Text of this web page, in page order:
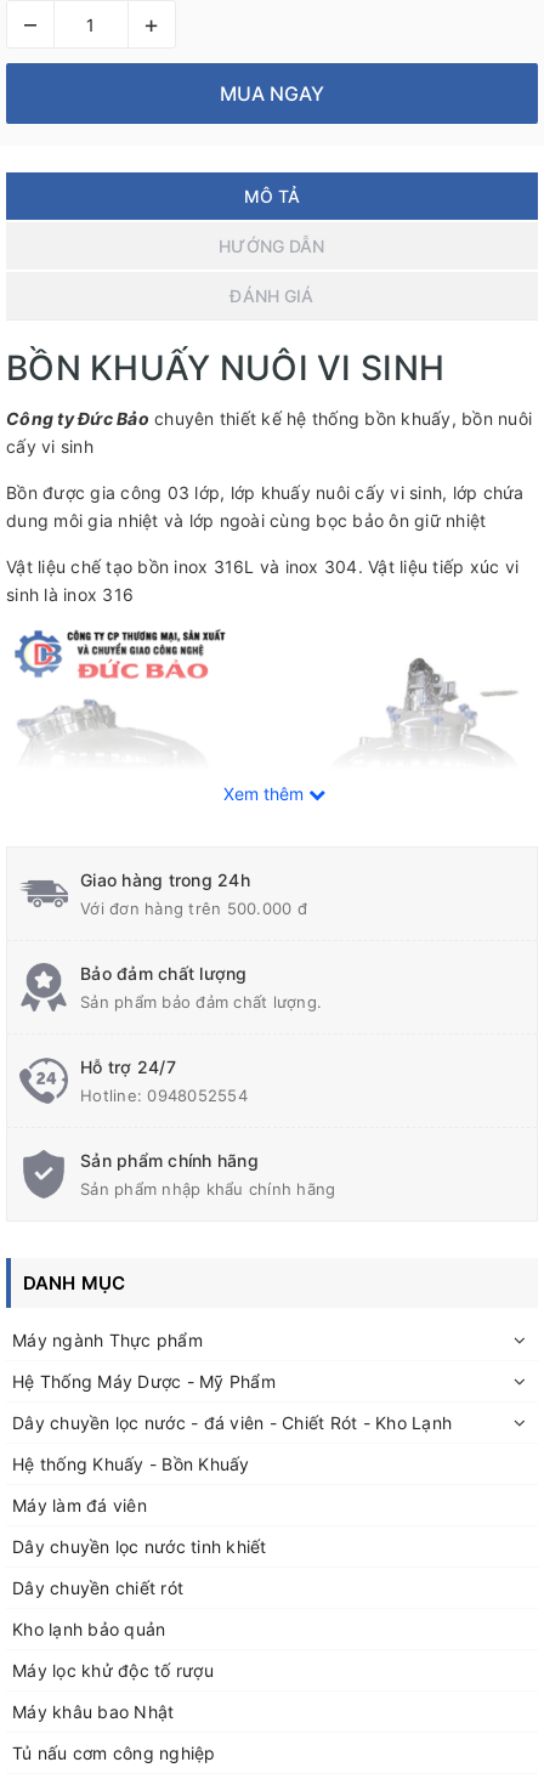
– +
MUA NGAY
MÔ TẢ
HƯỚNG DẪN
ĐÁNH GIÁ
BỒN KHUẤY NUÔI VI SINH
Công ty Đức Bảo chuyên thiết kế hệ thống bồn khuấy, bồn nuôi
cấy vi sinh
Bồn được gia công 03 lớp, lớp khuấy nuôi cấy vi sinh, lớp chứa
dung môi gia nhiệt và lớp ngoài cùng bọc bảo ôn giữ nhiệt
Vật liệu chế tạo bồn inox 316L và inox 304. Vật liệu tiếp xúc vi
sinh là inox 316
Bồn lắp motor khuấy có inverter điều chỉnh tốc độ khuấy theo
từng giai đoạn
Bồn thiết kế hệ thống cấp liệu, trung hòa độ Ph và bộ lọc khí vô
Bồn khuấy Đức Bảo
gia công theo nhu cầu của quý khách, từ
Đức Bảo chuyên thiết kế, gia công các loại bồn chứa, bồn
phẩm,....đến các bồn chứa vi sinh trong ngành dược và thực
phẩm
vui lòng liên hệ với Đức Bảo qua thông tin:
Xem thêm
Giao hàng trong 24h
Với đơn hàng trên 500.000 đ
Bảo đảm chất lượng
Sản phẩm bảo đảm chất lượng.
Hỗ trợ 24/7
Hotline:0948052554
Sản phẩm chính hãng
Sản phẩm nhập khẩu chính hãng
DANH MỤC
Máy ngành Thực phẩm
Hệ Thống Máy Dược - Mỹ Phẩm
Dây chuyền lọc nước - đá viên - Chiết Rót - Kho Lạnh
Hệ thống Khuấy - Bồn Khuấy
Máy làm đá viên
Dây chuyền lọc nước tinh khiết
Dây chuyền chiết rót
Kho lạnh bảo quản
Máy lọc khử độc tố rượu
Máy khâu bao Nhật
Tủ nấu cơm công nghiệp